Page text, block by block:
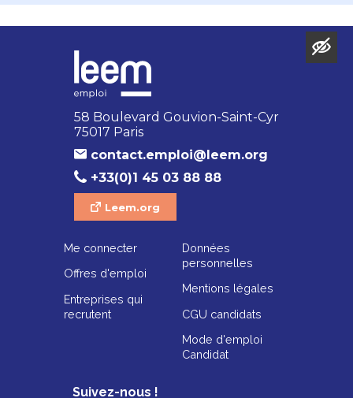
58 Boulevard Gouvion-Saint-Cyr
75017 Paris
contact.emploi@leem.org
+33(0)1 45 03 88 88
Leem.org
Me connecter
Offres d'emploi
Entreprises qui
recrutent
Données
personnelles
Mentions légales
CGU candidats
Mode d'emploi
Candidat
Suivez-nous !